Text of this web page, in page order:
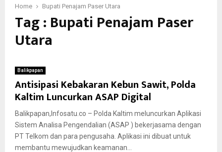
Home Bupati Penajam Paser Utara
Tag : Bupati Penajam Paser
Utara
Balikpapan
Antisipasi Kebakaran Kebun Sawit, Polda
Kaltim Luncurkan ASAP Digital
Balikpapan,Infosatu.co – Polda Kaltim meluncurkan Aplikasi
Sistem Analisa Pengendalian (ASAP ) bekerjasama dengan
PT Telkom dan para pengusaha. Aplikasi ini dibuat untuk
membantu mewujudkan keamanan...